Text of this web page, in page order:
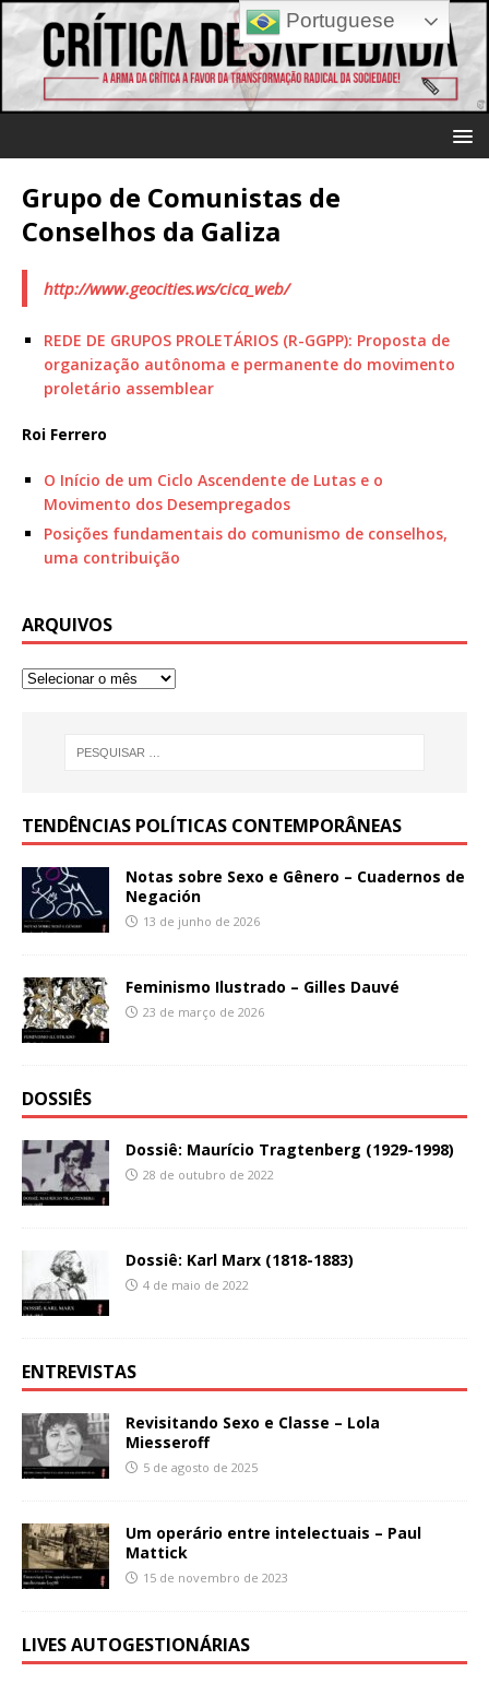
Grupo de Comunistas de
Conselhos da Galiza
http://www.geocities.ws/cica_web/
REDE DE GRUPOS PROLETÁRIOS (R-GGPP): Proposta de
organização autônoma e permanente do movimento
proletário assemblear
Roi Ferrero
O Início de um Ciclo Ascendente de Lutas e o
Movimento dos Desempregados
Posições fundamentais do comunismo de conselhos,
uma contribuição
ARQUIVOS
TENDÊNCIAS POLÍTICAS CONTEMPORÂNEAS
Notas sobre Sexo e Gênero – Cuadernos de
Negación
13 de junho de 2026
Feminismo Ilustrado – Gilles Dauvé
23 de março de 2026
DOSSIÊS
Dossiê: Maurício Tragtenberg (1929-1998)
28 de outubro de 2022
Dossiê: Karl Marx (1818-1883)
4 de maio de 2022
ENTREVISTAS
Revisitando Sexo e Classe – Lola
Miesseroff
5 de agosto de 2025
Um operário entre intelectuais – Paul
Mattick
15 de novembro de 2023
LIVES AUTOGESTIONÁRIAS
Portuguese